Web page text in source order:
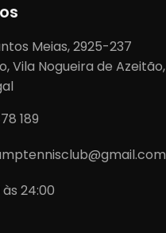
Meias, 2925-237
Vila Nogueira de Azeitão,
189
24:00